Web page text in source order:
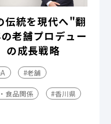
伝統を現代へ"翻
老舗プロデュー
の成長戦略
#老舗
食品関係 #香川県